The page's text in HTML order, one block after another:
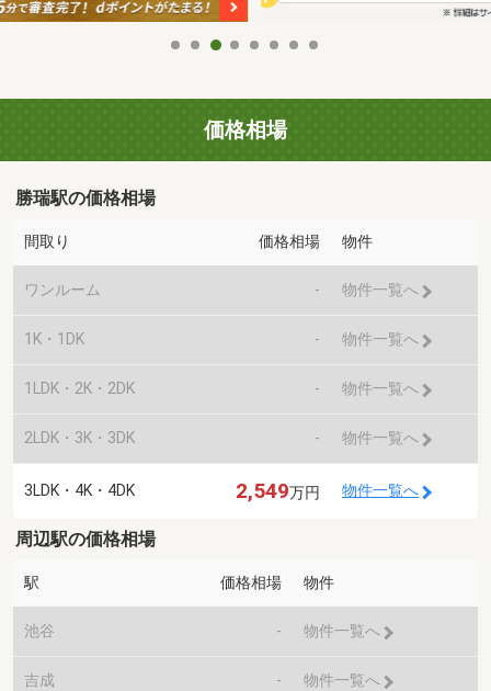
価格相場
勝瑞駅の価格相場
間取り 価格相場 物件
ワンルーム - 物件一覧へ
1K・1DK - 物件一覧へ
1LDK・2K・2DK - 物件一覧へ
2LDK・3K・3DK - 物件一覧へ
3LDK・4K・4DK 2,549万円 物件一覧へ
周辺駅の価格相場
駅 価格相場 物件
池谷 - 物件一覧へ
吉成 - 物件一覧へ